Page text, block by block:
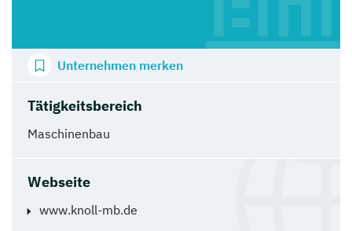
Tätigkeitsbereich
Maschinenbau
Webseite
www.knoll-mb.de
Unternehmen merken